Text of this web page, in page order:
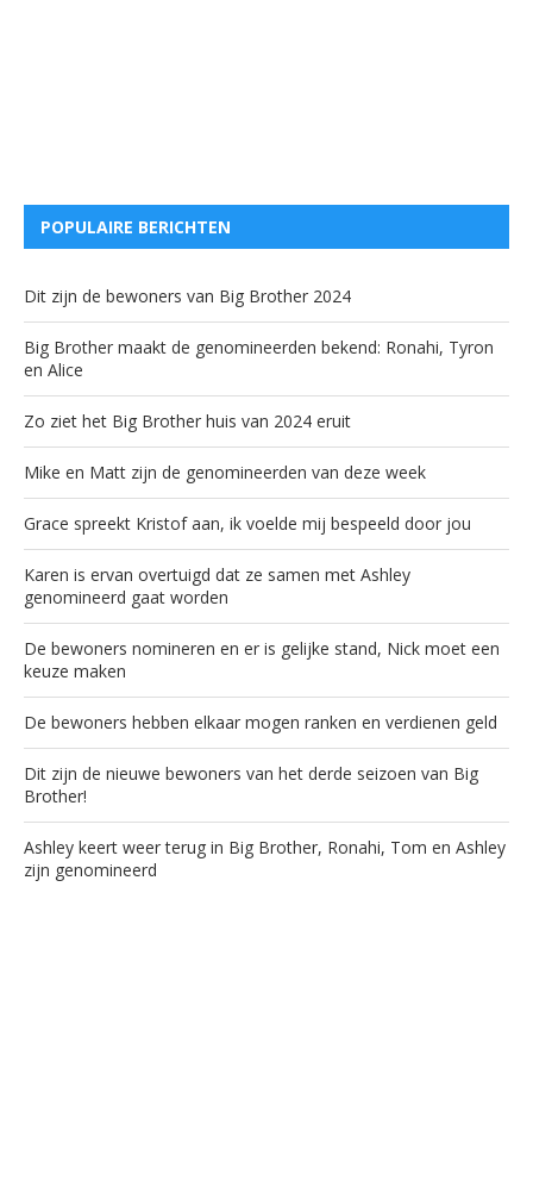
POPULAIRE BERICHTEN
Dit zijn de bewoners van Big Brother 2024
Big Brother maakt de genomineerden bekend: Ronahi, Tyron
en Alice
Zo ziet het Big Brother huis van 2024 eruit
Mike en Matt zijn de genomineerden van deze week
Grace spreekt Kristof aan, ik voelde mij bespeeld door jou
Karen is ervan overtuigd dat ze samen met Ashley
genomineerd gaat worden
De bewoners nomineren en er is gelijke stand, Nick moet een
keuze maken
De bewoners hebben elkaar mogen ranken en verdienen geld
Dit zijn de nieuwe bewoners van het derde seizoen van Big
Brother!
Ashley keert weer terug in Big Brother, Ronahi, Tom en Ashley
zijn genomineerd